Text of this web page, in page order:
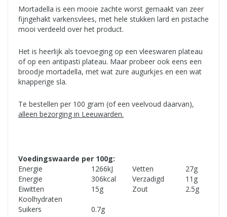
Mortadella is een mooie zachte worst gemaakt van zeer
fijngehakt varkensvlees, met hele stukken lard en pistache
mooi verdeeld over het product.
Het is heerlijk als toevoeging op een vleeswaren plateau
of op een antipasti plateau. Maar probeer ook eens een
broodje mortadella, met wat zure augurkjes en een wat
knapperige sla.
Te bestellen per 100 gram (of een veelvoud daarvan),
alleen bezorging in Leeuwarden.
Voedingswaarde per 100g:
Energie
1266kJ Vetten 27g
Energie
306kcal Verzadigd 11 g
Eiwitten
15g Zout 2.5g
Koolhydraten
Suikers
0.7g